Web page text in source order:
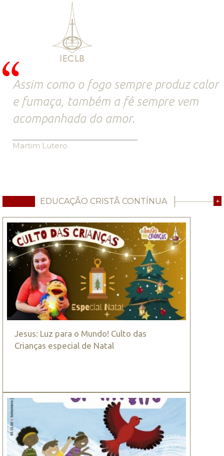
Assim como o fogo sempre produz calor
e fumaça, também a fé sempre vem
acompanhada do amor.
Martim Lutero
EDUCAÇÃO CRISTÃ CONTÍNUA +
Jesus: Luz para o Mundo! Culto das
Crianças especial de Natal